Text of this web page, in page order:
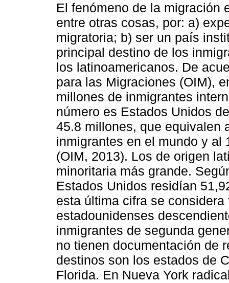
El fenómeno de la migración
entre otras cosas, por: a)
migratoria; b) ser un país
principal destino de los
los latinoamericanos. De
para las Migraciones (OIM),
millones de inmigrantes
número es Estados Unidos
45.8 millones, que equivalen
inmigrantes en el mundo y al
(OIM, 2013). Los de origen
minoritaria más grande.
Estados Unidos residían
esta última cifra se
estadounidenses
inmigrantes de segunda
no tienen documentación de
destinos son los estados de
Florida. En Nueva York